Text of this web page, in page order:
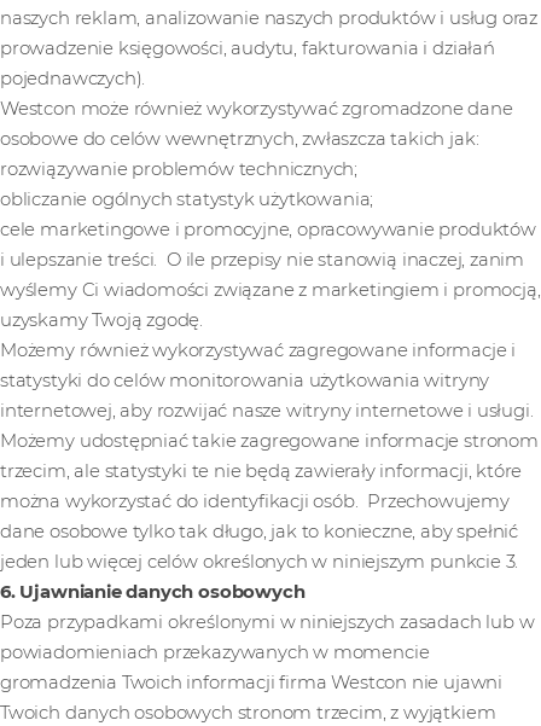
naszych reklam, analizowanie naszych produktów i usług oraz
prowadzenie księgowości, audytu, fakturowania i działań
pojednawczych).
Westcon może również wykorzystywać zgromadzone dane
osobowe do celów wewnętrznych, zwłaszcza takich jak:
rozwiązywanie problemów technicznych;
obliczanie ogólnych statystyk użytkowania;
cele marketingowe i promocyjne, opracowywanie produktów
i ulepszanie treści. O ile przepisy nie stanowią inaczej, zanim
wyślemy Ci wiadomości związane z marketingiem i promocją,
uzyskamy Twoją zgodę.
Możemy również wykorzystywać zagregowane informacje i
statystyki do celów monitorowania użytkowania witryny
internetowej, aby rozwijać nasze witryny internetowe i usługi.
Możemy udostępniać takie zagregowane informacje stronom
trzecim, ale statystyki te nie będą zawierały informacji, które
można wykorzystać do identyfikacji osób. Przechowujemy
dane osobowe tylko tak długo, jak to konieczne, aby spełnić
jeden lub więcej celów określonych w niniejszym punkcie 3.
6. Ujawnianie danych osobowych
Poza przypadkami określonymi w niniejszych zasadach lub w
powiadomieniach przekazywanych w momencie
gromadzenia Twoich informacji firma Westcon nie ujawni
Twoich danych osobowych stronom trzecim, z wyjątkiem